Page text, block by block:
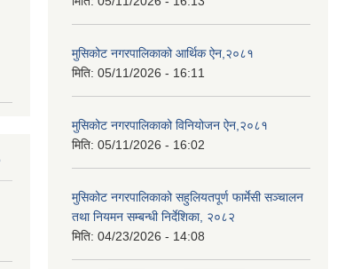
मुसिकोट नगरपालिकाको आर्थिक ऐन,२०८१
मिति: 05/11/2026 - 16:11
मुसिकोट नगरपालिकाको विनियोजन ऐन,२०८१
मिति: 05/11/2026 - 16:02
मुसिकोट नगरपालिकाको सहुलियतपूर्ण फार्मेसी सञ्चालन
तथा नियमन सम्बन्धी निर्देशिका, २०८२
मिति: 04/23/2026 - 14:08